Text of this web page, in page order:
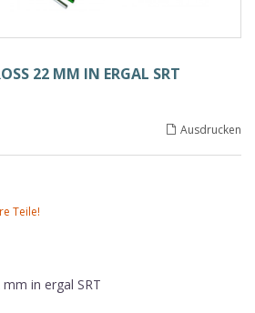
22 MM IN ERGAL SRT
Ausdrucken
Teile!
in ergal SRT